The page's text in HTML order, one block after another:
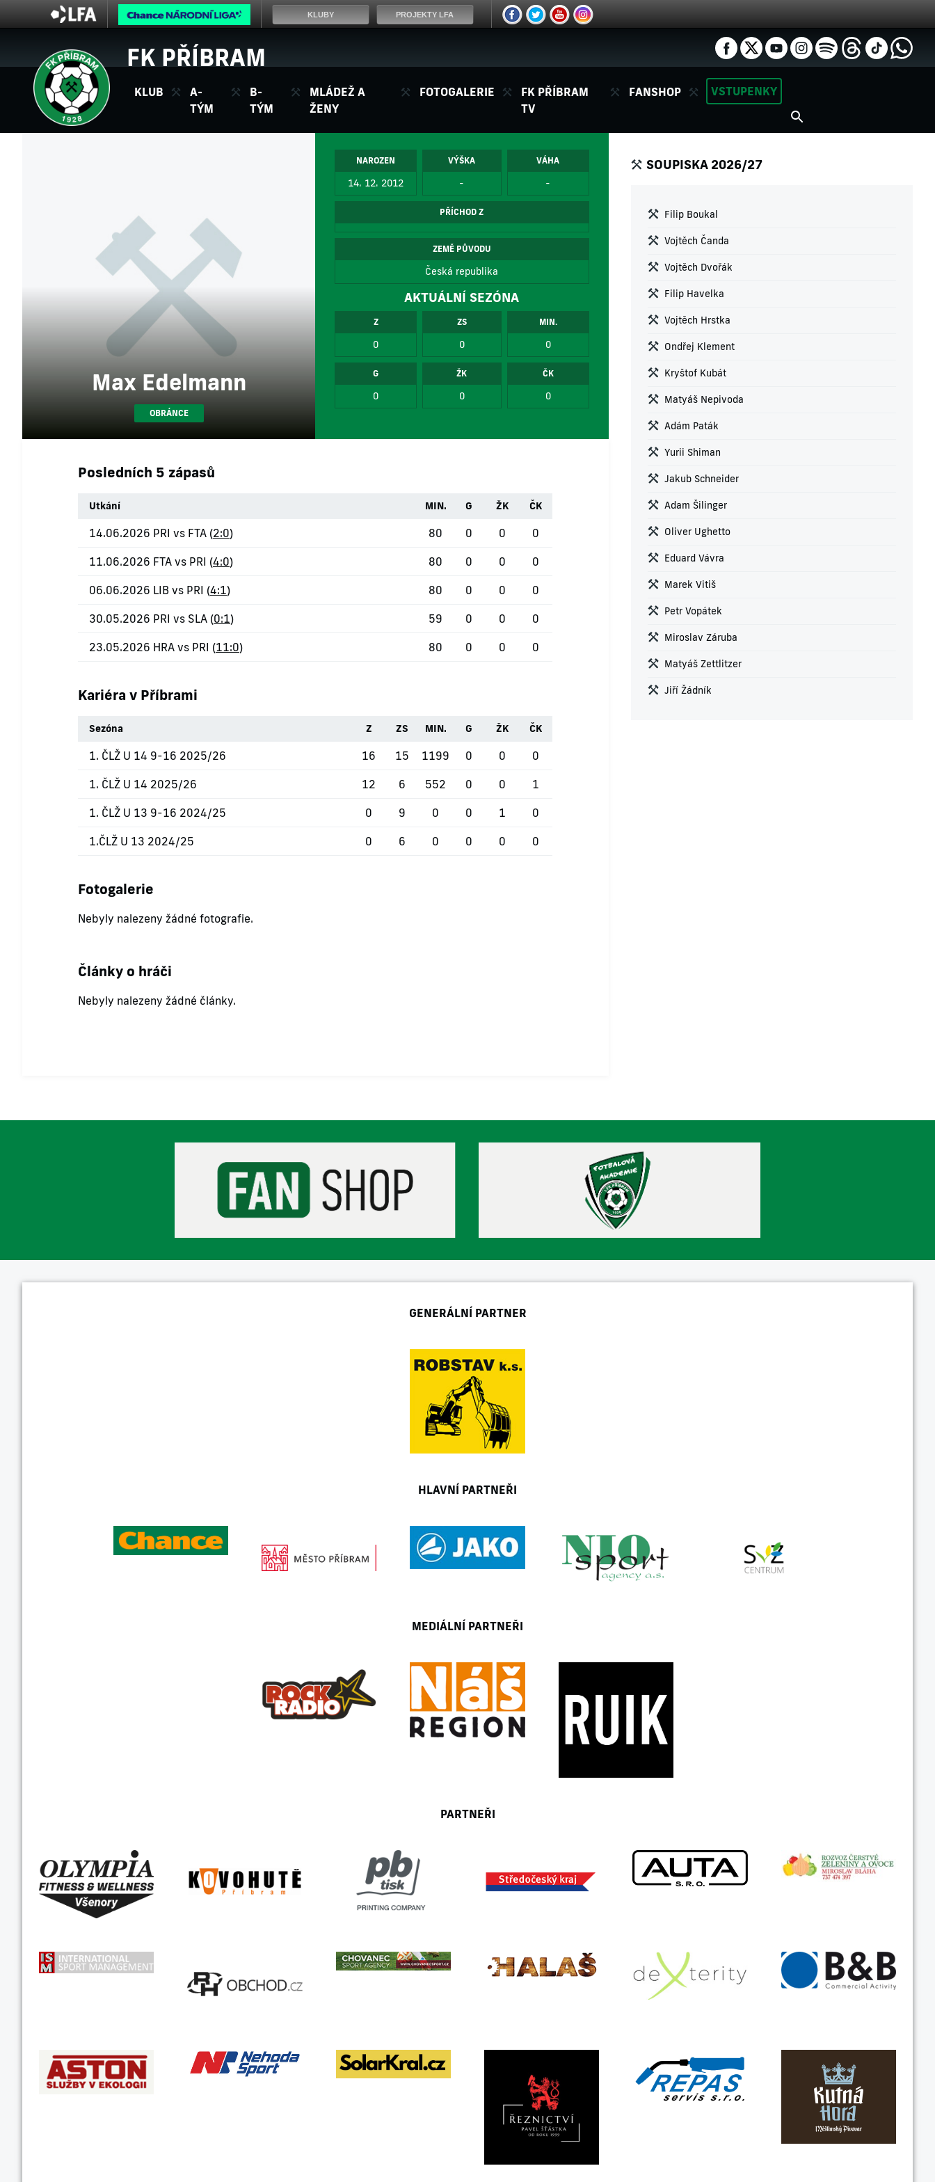
FK PŘÍBRAM
KLUB
A-
TÝM
B-
TÝM
MLÁDEŽ A
ŽENY
FOTOGALERIE
FK PŘÍBRAM
TV
FANSHOP VSTUPENKY
Max Edelmann
OBRÁNCE
NAROZEN
14. 12. 2012
VÝŠKA
-
VÁHA
-
PŘÍCHOD Z
ZEMĚ PŮVODU
Česká republika
AKTUÁLNÍ SEZÓNA
Z
0
ZS
0
MIN.
0
G
0
ŽK
0
ČK
0
Posledních 5 zápasů
Utkání MIN. G ŽK ČK
14.06.2026 PRI vs FTA (2:0) 80 0 0 0
11.06.2026 FTA vs PRI (4:0) 80 0 0 0
06.06.2026 LIB vs PRI (4:1) 80 0 0 0
30.05.2026 PRI vs SLA (0:1) 59 0 0 0
23.05.2026 HRA vs PRI (11:0) 80 0 0 0
Kariéra v Příbrami
Sezóna Z ZS MIN. G ŽK ČK
1. ČLŽ U 14 9-16 2025/26 16 15 1199 0 0 0
1. ČLŽ U 14 2025/26 12 6 552 0 0 1
1. ČLŽ U 13 9-16 2024/25 0 9 0 0 1 0
1.ČLŽ U 13 2024/25 0 6 0 0 0 0
Fotogalerie
Nebyly nalezeny žádné fotografie.
Články o hráči
Nebyly nalezeny žádné články.
SOUPISKA 2026/27
Filip Boukal
Vojtěch Čanda
Vojtěch Dvořák
Filip Havelka
Vojtěch Hrstka
Ondřej Klement
Kryštof Kubát
Matyáš Nepivoda
Adám Paták
Yurii Shiman
Jakub Schneider
Adam Šilinger
Oliver Ughetto
Eduard Vávra
Marek Vitiš
Petr Vopátek
Miroslav Záruba
Matyáš Zettlitzer
Jiří Žádník
GENERÁLNÍ PARTNER
HLAVNÍ PARTNEŘI
MEDIÁLNÍ PARTNEŘI
PARTNEŘI
KLUBY PROJEKTY LFA